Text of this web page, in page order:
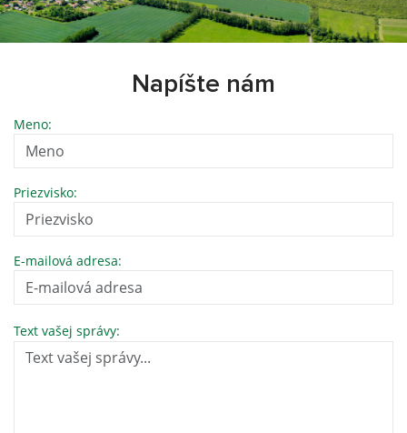
Napíšte nám
Meno:
Priezvisko:
E-mailová adresa:
Text vašej správy: